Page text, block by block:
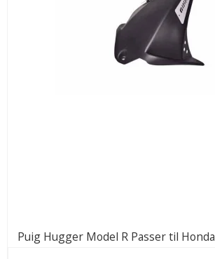
Puig Hugger Model R Passer til Honda